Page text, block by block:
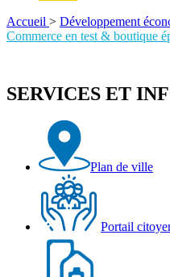
Accueil > Développement
Commerce en test & boutique
SERVICES ET
Plan de ville
Portail